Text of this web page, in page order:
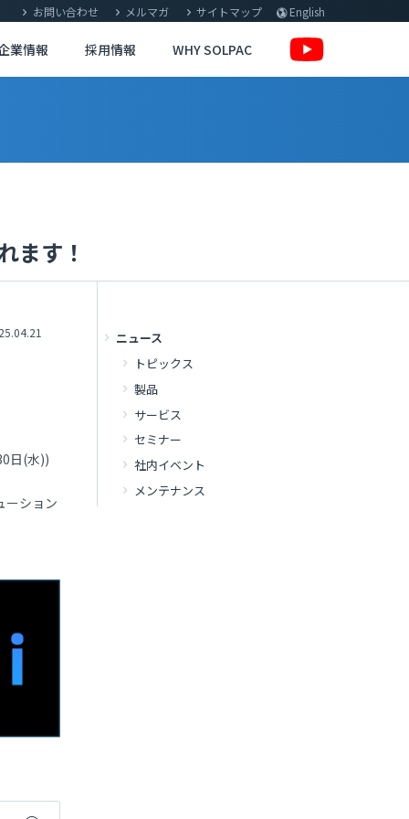
お問い合わせ メルマガ サイトマップ English
業情報 採用情報 WHY SOLPAC
ます！
日(水))
ーション
ニュース
トピックス
製品
サービス
セミナー
社内イベント
メンテナンス